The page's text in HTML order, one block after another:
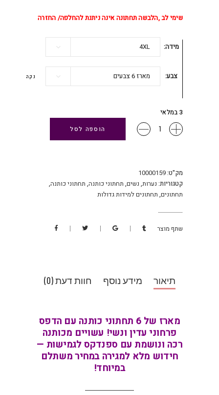
שימי לב ,הלבשה תחתונה אינה ניתנת להחלפה/ החזרה
מידה 4XL
צבע מארז 6 צבעים נקה
3 במלאי
מארז
6
במידות
גדולות
כמות
הוספה לסל
מק"ט:10000159
קטגוריות: נערות, נשים, תחתוני כותנה, תחתוני כותנה,
תחתונים, תחתונים למידות גדולות
שתף מוצר
תיאור מידע נוסף חוות דעת (0)
מארז של 6 תחתוני כותנה עם הדפס
פרחוני עדין ונשי! עשויים מכותנה
רכה ונושמת עם ספנדקס לגמישות —
חידוש מלא למגירה במחיר משתלם
במיוחד!